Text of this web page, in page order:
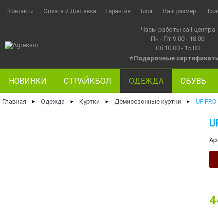
Контакты Оплата и Доставка Гарантия Блог Ваш размер
Часы работы call-центра
Пн - Пт 9.00 - 18.00
Сб 10.00 - 15.00
⭐Подарочные
НОВИНКИ СТРАЙКБОЛ ОДЕЖДА ОБУВЬ
Главная ► Одежда ► Куртки ► Демисезонные куртки ► UF